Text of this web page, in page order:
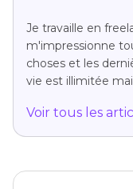
Je travaille en
m'impressionne
choses et les
vie est illimitée
Voir tous les